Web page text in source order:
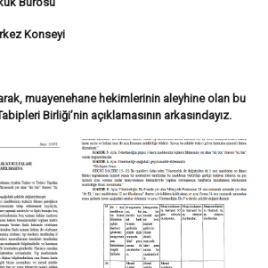
Konseyi
muayenehane hekimlerinin aleyhine olan bu
Birliği’nin açıklamasının arkasındayız.